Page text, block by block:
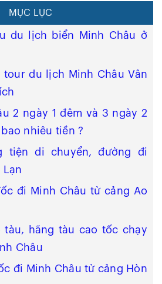
MỤC LỤC
du lịch biển Minh Châu ở
tour du lịch Minh Châu Vân
2 ngày 1 đêm và 3 ngày 2
nhiêu tiền ?
tiện di chuyển, đường đi
Lạn
đi Minh Châu từ cảng Ao
tàu, hãng tàu cao tốc chạy
Châu
đi Minh Châu từ cảng Hòn